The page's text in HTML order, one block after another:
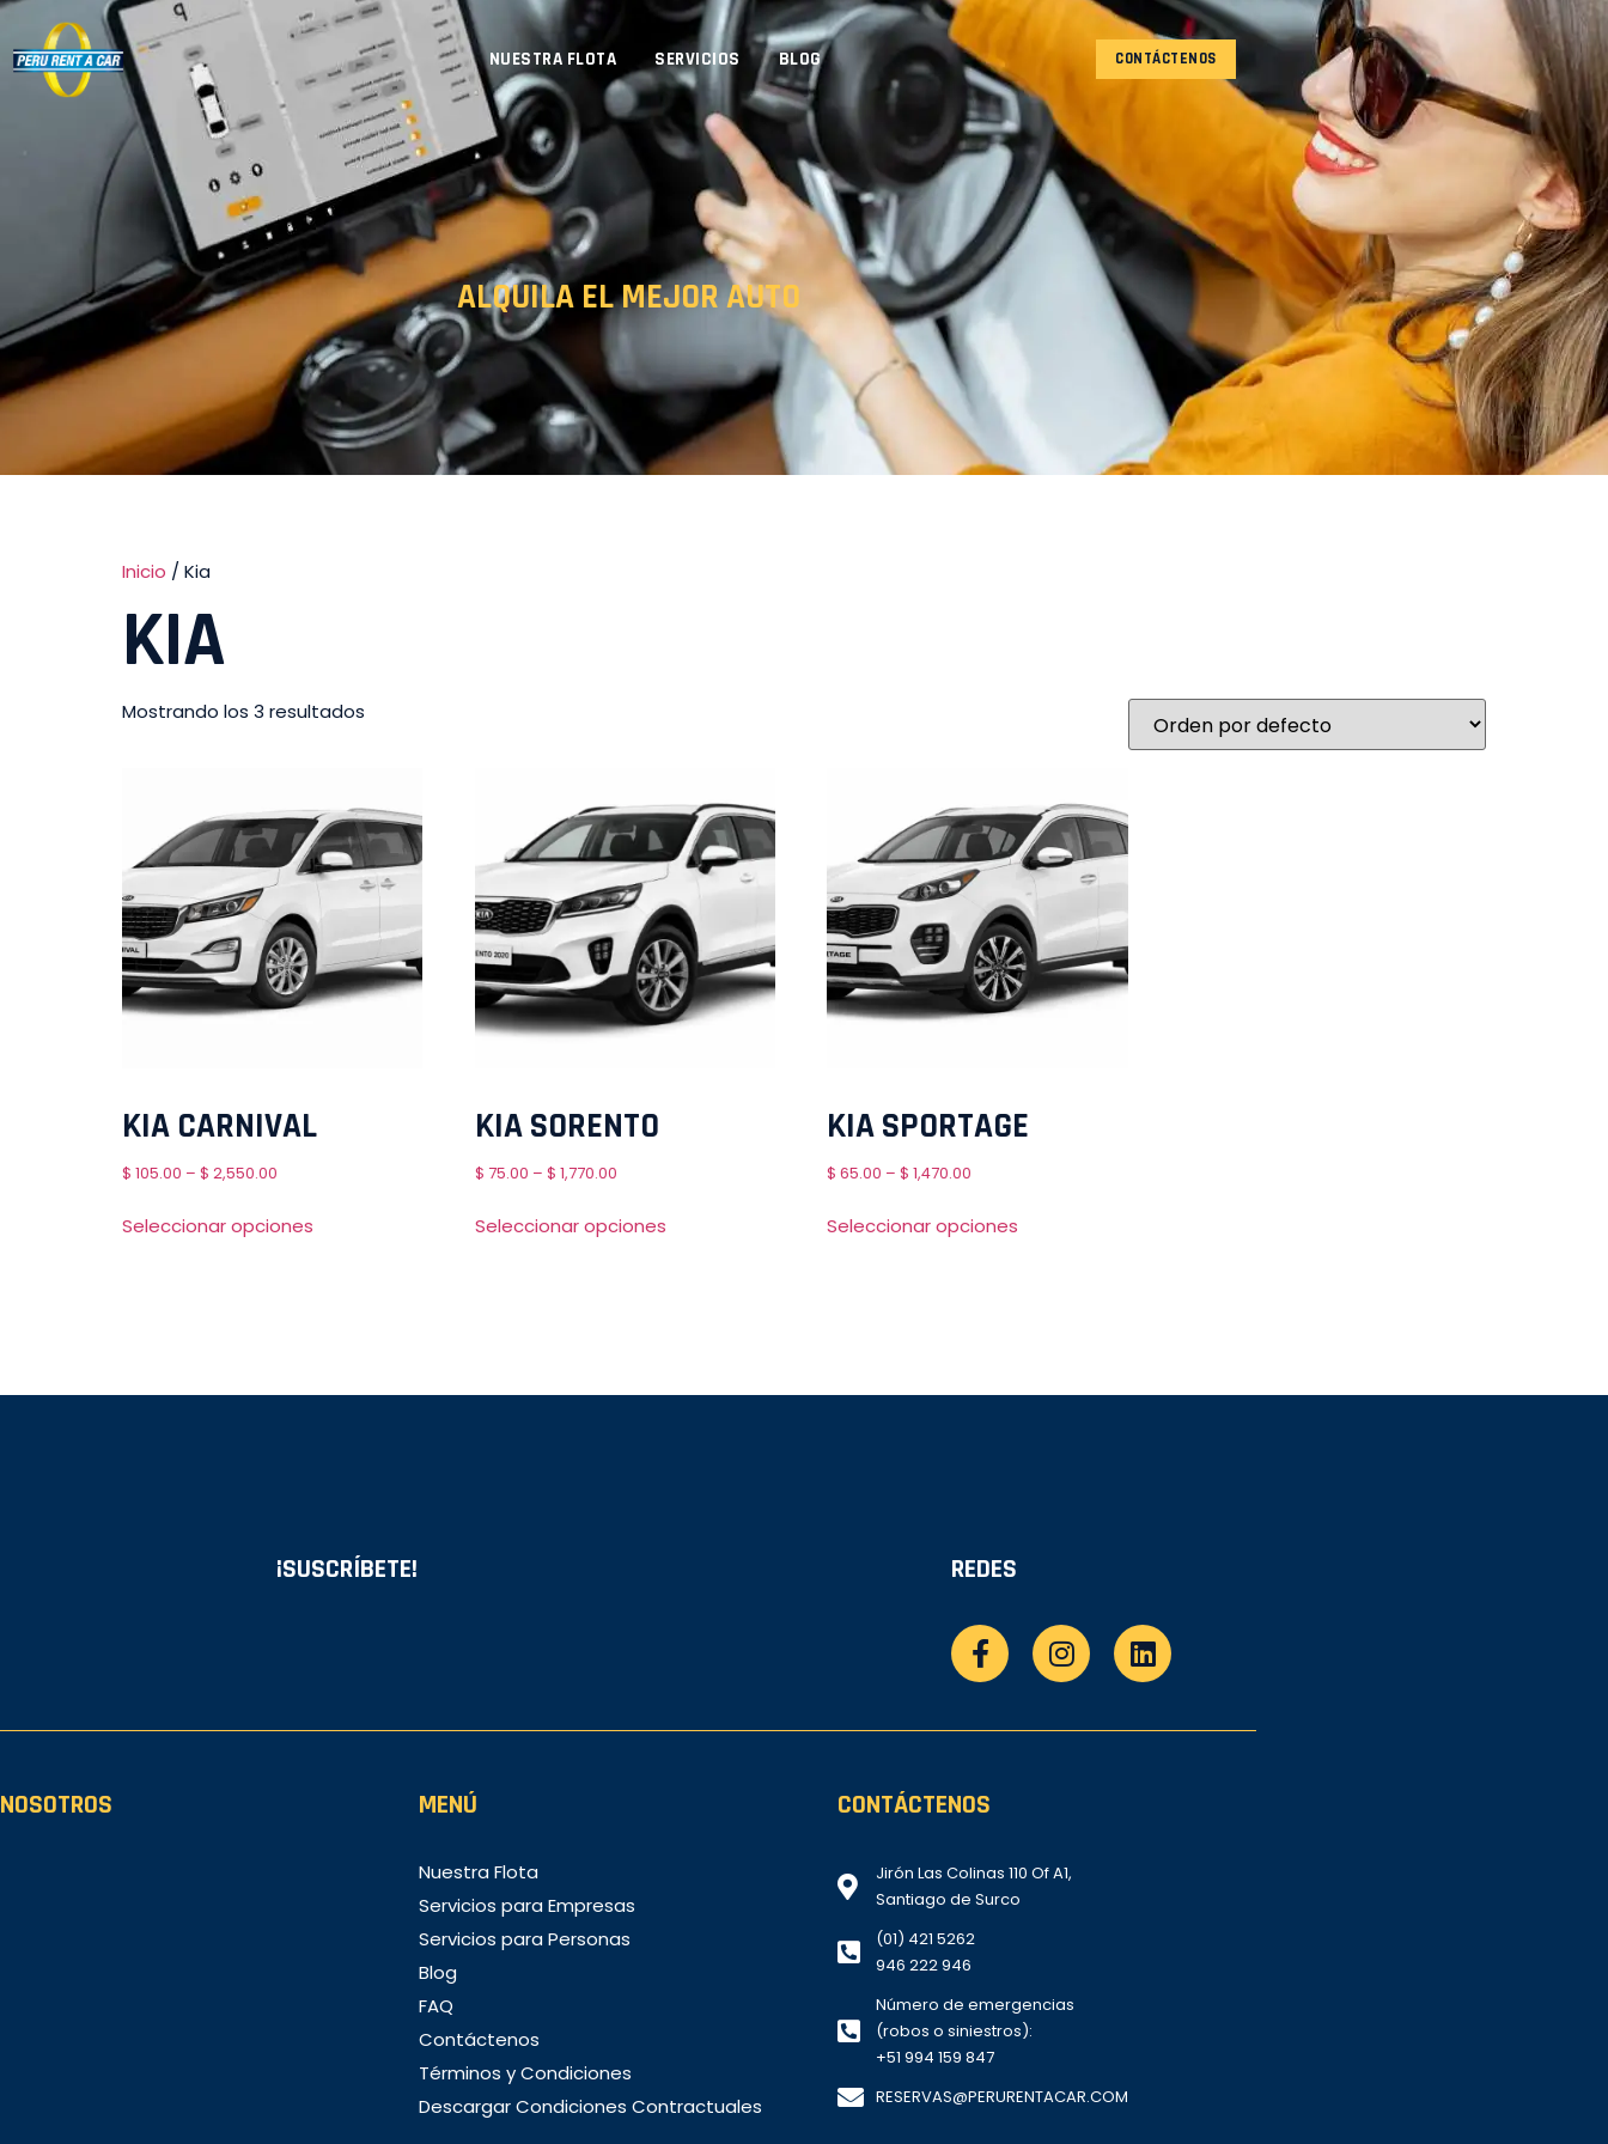
NUESTRA FLOTA SERVICIOS BLOG CONTÁCTENOS
ALQUILA EL MEJOR AUTO
Inicio / Kia
KIA
Mostrando los 3 resultados
KIA CARNIVAL
$ 105.00 – $ 2,550.00
Seleccionar opciones
KIA SORENTO
$ 75.00 – $ 1,770.00
Seleccionar opciones
KIA SPORTAGE
$ 65.00 –$ 1,470.00
Seleccionar opciones
¡SUSCRÍBETE! REDES
NOSOTROS MENÚ
Nuestra Flota
Servicios para Empresas
Servicios para Personas
Blog
FAQ
Contáctenos
Términos y Condiciones
Descargar Condiciones Contractuales
CONTÁCTENOS
Jirón Las Colinas 110 Of A1,
Santiago de Surco
(01) 421 5262
946 222 946
Número de emergencias
(robos o siniestros):
+51 994 159 847
RESERVAS@PERURENTACAR.COM